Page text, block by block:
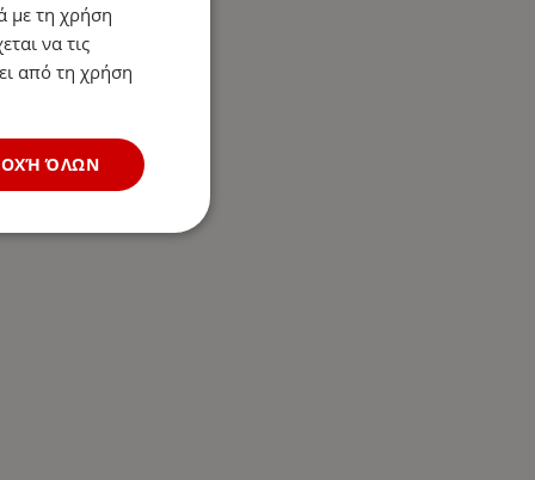
με τη χρήση
να τις
από τη χρήση
ΌΛΩΝ